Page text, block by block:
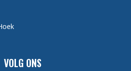
VOLG ONS